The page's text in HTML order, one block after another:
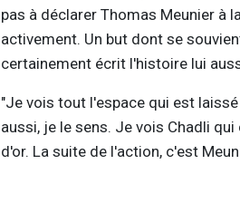
pas à déclarer Thomas Meunier à
activement. Un but dont se
certainement écrit l'histoire lui
"Je vois tout l'espace qui est
aussi, je le sens. Je vois Chadli
d'or. La suite de l'action, c'est